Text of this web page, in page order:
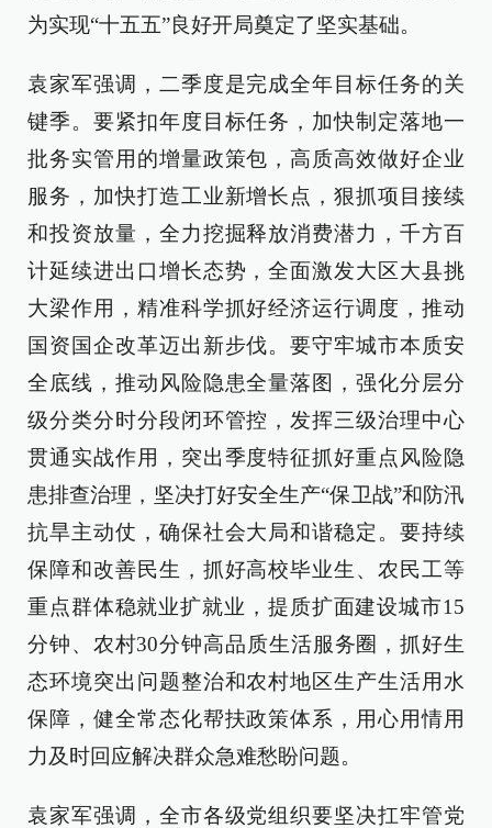
为实现“十五五”良好开局奠定了坚实基础。
袁家军强调，二季度是完成全年目标任务的关
键季。要紧扣年度目标任务，加快制定落地一
批务实管用的增量政策包，高质高效做好企业
服务，加快打造工业新增长点，狠抓项目接续
和投资放量，全力挖掘释放消费潜力，千方百
计延续进出口增长态势，全面激发大区大县挑
大梁作用，精准科学抓好经济运行调度，推动
国资国企改革迈出新步伐。要守牢城市本质安
全底线，推动风险隐患全量落图，强化分层分
级分类分时分段闭环管控，发挥三级治理中心
贯通实战作用，突出季度特征抓好重点风险隐
患排查治理，坚决打好安全生产“保卫战”和防汛
抗旱主动仗，确保社会大局和谐稳定。要持续
保障和改善民生，抓好高校毕业生、农民工等
重点群体稳就业扩就业，提质扩面建设城市15
分钟、农村30分钟高品质生活服务圈，抓好生
态环境突出问题整治和农村地区生产生活用水
保障，健全常态化帮扶政策体系，用心用情用
力及时回应解决群众急难愁盼问题。
袁家军强调，全市各级党组织要坚决扛牢管党